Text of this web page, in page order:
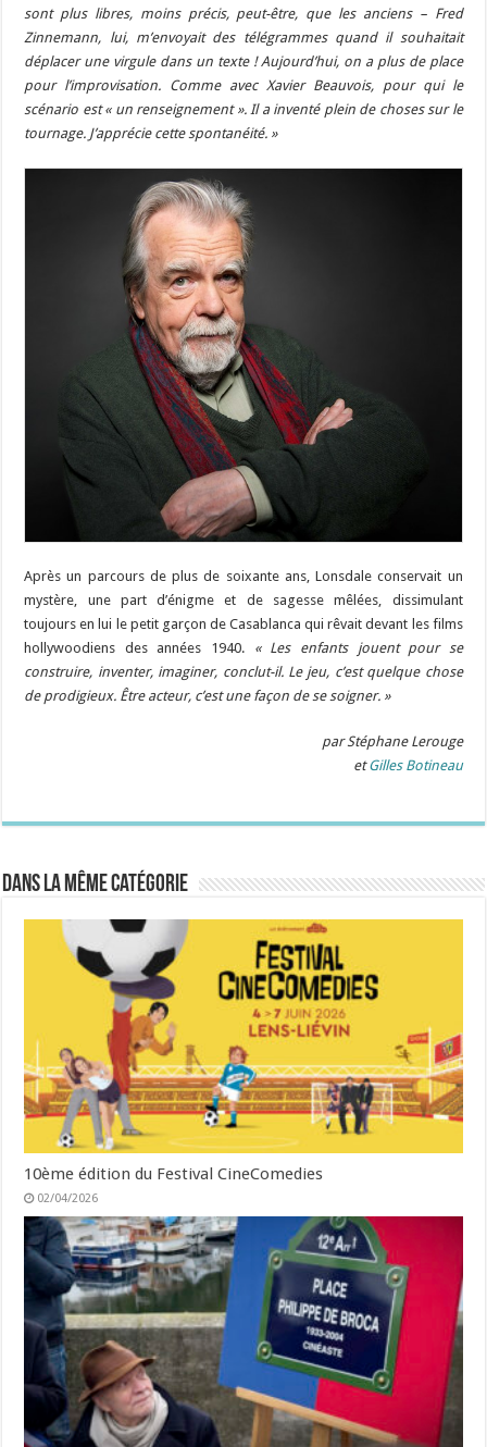
sont plus libres, moins précis, peut-être, que les anciens – Fred
Zinnemann, lui, m’envoyait des télégrammes quand il souhaitait
déplacer une virgule dans un texte ! Aujourd’hui, on a plus de place
pour l’improvisation. Comme avec Xavier Beauvois, pour qui le
scénario est « un renseignement ». Il a inventé plein de choses sur le
tournage. J’apprécie cette spontanéité. »
Après un parcours de plus de soixante ans, Lonsdale conservait un
mystère, une part d’énigme et de sagesse mêlées, dissimulant
toujours en lui le petit garçon de Casablanca qui rêvait devant les films
hollywoodiens des années 1940. « Les enfants jouent pour se
construire, inventer, imaginer, conclut-il. Le jeu, c’est quelque chose
de prodigieux. Être acteur, c’est une façon de se soigner. »
par Stéphane Lerouge
etGilles Botineau
Dans la même catégorie
10ème édition du Festival CineComedies
02/04/2026